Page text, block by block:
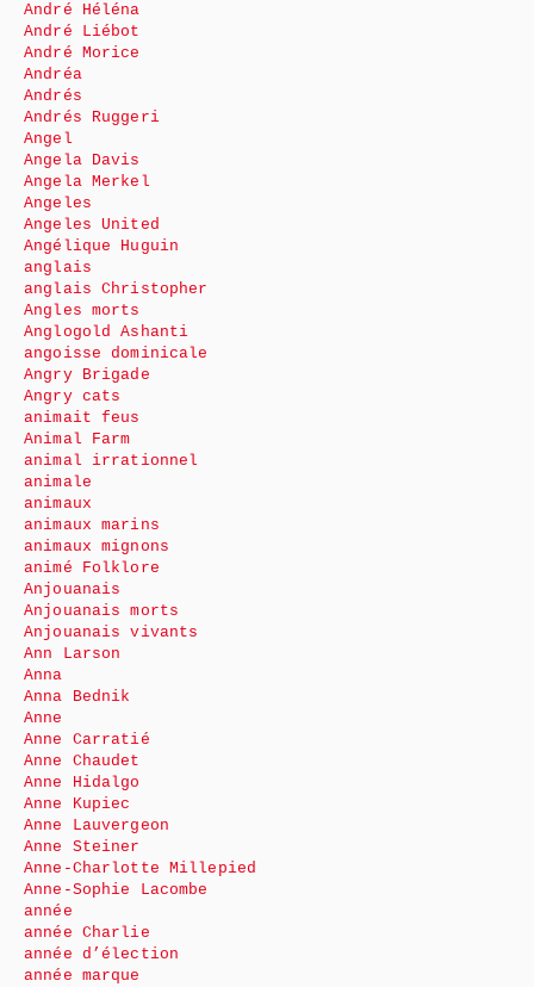
André Héléna
André Liébot
André Morice
Andréa
Andrés
Andrés Ruggeri
Angel
Angela Davis
Angela Merkel
Angeles
Angeles United
Angélique Huguin
anglais
anglais Christopher
Angles morts
Anglogold Ashanti
angoisse dominicale
Angry Brigade
Angry cats
animait feus
Animal Farm
animal irrationnel
animale
animaux
animaux marins
animaux mignons
animé Folklore
Anjouanais
Anjouanais morts
Anjouanais vivants
Ann Larson
Anna
Anna Bednik
Anne
Anne Carratié
Anne Chaudet
Anne Hidalgo
Anne Kupiec
Anne Lauvergeon
Anne Steiner
Anne-Charlotte Millepied
Anne-Sophie Lacombe
année
année Charlie
année d’élection
année marque